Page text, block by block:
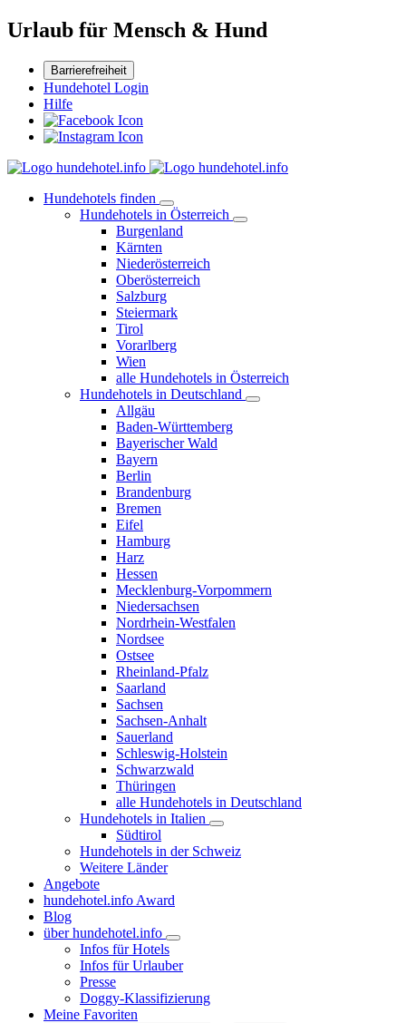
Urlaub für Mensch & Hund
Barrierefreiheit
Hundehotel Login
Hilfe
Hundehotels finden
Hundehotels in Österreich
Burgenland
Kärnten
Niederösterreich
Oberösterreich
Salzburg
Steiermark
Tirol
Vorarlberg
Wien
alle Hundehotels in Österreich
Hundehotels in Deutschland
Allgäu
Baden-Württemberg
Bayerischer Wald
Bayern
Berlin
Brandenburg
Bremen
Eifel
Hamburg
Harz
Hessen
Mecklenburg-Vorpommern
Niedersachsen
Nordrhein-Westfalen
Nordsee
Ostsee
Rheinland-Pfalz
Saarland
Sachsen
Sachsen-Anhalt
Sauerland
Schleswig-Holstein
Schwarzwald
Thüringen
alle Hundehotels in Deutschland
Hundehotels in Italien
Südtirol
Hundehotels in der Schweiz
Weitere Länder
Angebote
hundehotel.info Award
Blog
über hundehotel.info
Infos für Hotels
Infos für Urlauber
Presse
Doggy-Klassifizierung
Meine Favoriten